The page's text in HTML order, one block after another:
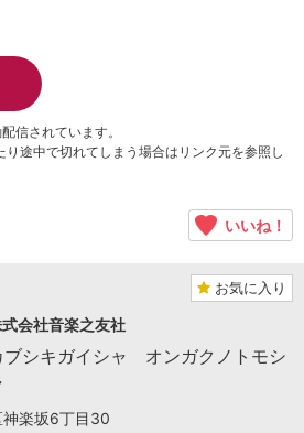
信されています。
途中で切れてしまう場合はリンク元を参照し
いいね！
お気に入り
会社音楽之友社
ブシキガイシャ オンガクノトモシ
楽坂6丁目30